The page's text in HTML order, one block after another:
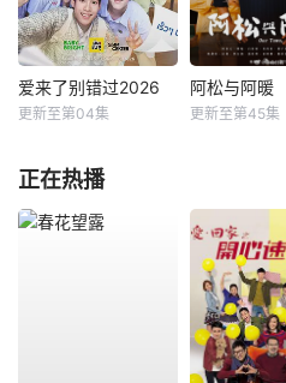
爱来了别错过2026
更新至第04集
阿松与阿暖
更新至第45集
正在热播